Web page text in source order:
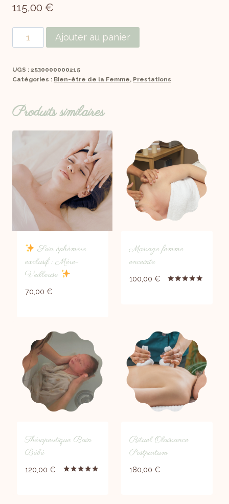
115,00 €
Ajouter au panier
UGS : 2530000000215
Catégories : Bien-être de la Femme, Prestations
Produits similaires
Soin éphémère
exclusif : Mère-
Veilleuse
70,00 €
Massage femme
enceinte
100,00 €
Thérapeutique Bain
Bébé
120,00 €
Rituel Olaissance
Postpartum
180,00 €